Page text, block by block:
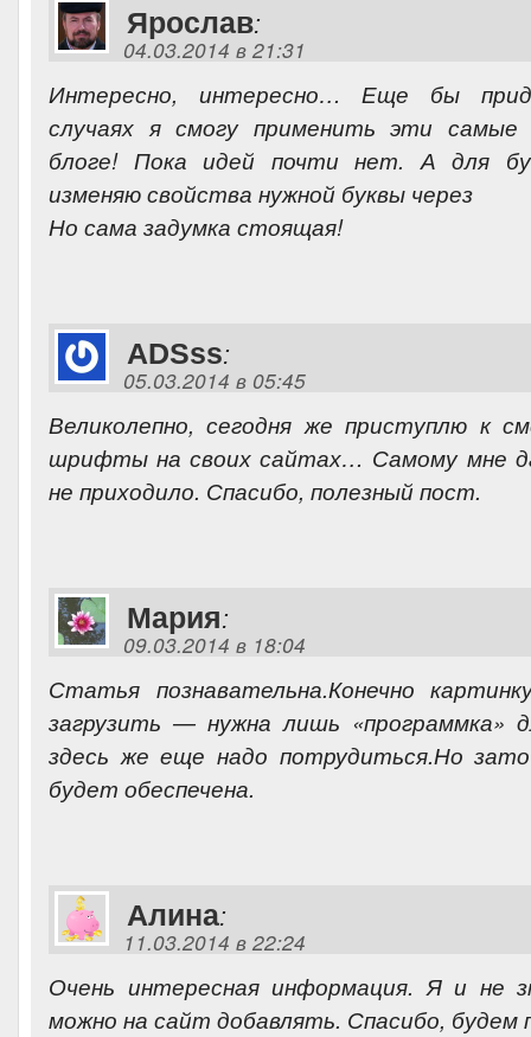
Ярослав:
04.03.2014 в 21:31
Интересно, интересно… Еще бы
случаях я смогу применить эти самые
блоге! Пока идей почти нет. А для
изменяю свойства нужной буквы через
Но сама задумка стоящая!
ADSss:
05.03.2014 в 05:45
Великолепно, сегодня же приступлю к
шрифты на своих сайтах… Самому мне
не приходило. Спасибо, полезный пост.
Мария:
09.03.2014 в 18:04
Статья познавательна.Конечно
загрузить — нужна лишь «программка»
здесь же еще надо потрудиться.Но зато
будет обеспечена.
Алина:
11.03.2014 в 22:24
Очень интересная информация. Я и не
можно на сайт добавлять. Спасибо, будем